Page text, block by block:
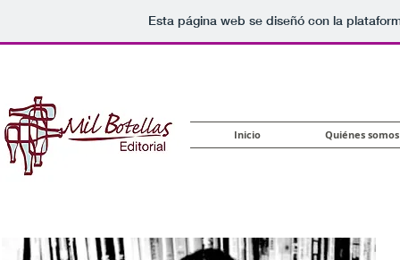
Esta página web se diseñó con la
Inicio Quiénes somos